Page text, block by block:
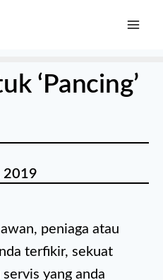
‘Pancing’
2019
peniaga atau
terfikir, sekuat
yang anda